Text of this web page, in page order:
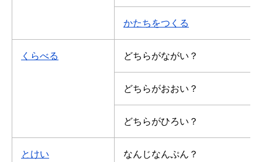
かたちをつくる
くらべる どちらがながい？
どちらがおおい？
どちらがひろい？
とけい なんじなんぷん？